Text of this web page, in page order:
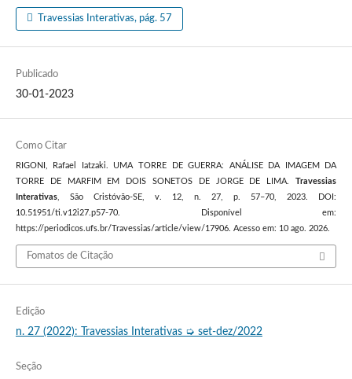
Travessias Interativas, pág. 57
Publicado
30-01-2023
Como Citar
RIGONI, Rafael Iatzaki. UMA TORRE DE GUERRA: ANÁLISE DA IMAGEM DA
TORRE DE MARFIM EM DOIS SONETOS DE JORGE DE LIMA.
Travessias
Interativas, São Cristóvão-SE, v. 12, n. 27, p. 57–70, 2023. DOI:
10.51951/ti.v12i27.p57-70. Disponível em:
https://periodicos.ufs.br/Travessias/article/view/17906. Acesso em: 10 ago. 2026.
Fomatos de Citação
Edição
n. 27 (2022): Travessias Interativas ➭ set-dez/2022
Seção